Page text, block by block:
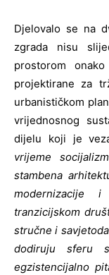
Djelovalo se na
zgrada nisu
prostorom
projektirane za
urbanističkom
vrijednosnog
dijelu koji je
vrijeme
stambena
modernizacije
tranzicijskom
stručne i
dodiruju sferu
egzistencijalno